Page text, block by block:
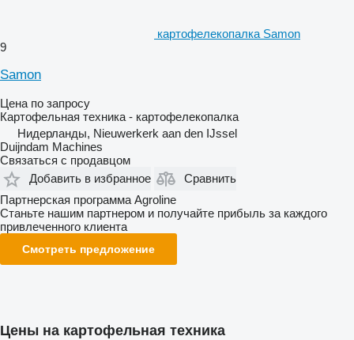
картофелекопалка Samon
9
Samon
Цена по запросу
Картофельная техника - картофелекопалка
Нидерланды, Nieuwerkerk aan den IJssel
Duijndam Machines
Связаться с продавцом
Добавить в избранное
Сравнить
Партнерская программа Agroline
Станьте нашим партнером и получайте прибыль за каждого
привлеченного клиента
Смотреть предложение
Цены на картофельная техника